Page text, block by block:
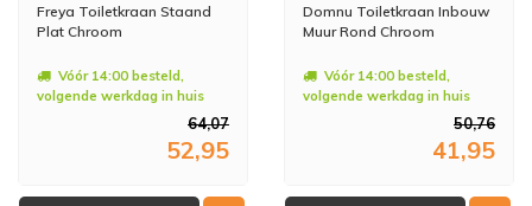
Freya Toiletkraan Staand
Plat Chroom
Vóór 14:00 besteld,
volgende werkdag in huis
64,07
52,95
Domnu Toiletkraan Inbouw
Muur Rond Chroom
Vóór 14:00 besteld,
volgende werkdag in huis
50,76
41,95